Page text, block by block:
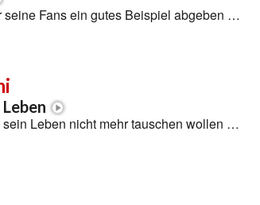
Fans ein gutes Beispiel abgeben …
Leben nicht mehr tauschen wollen …